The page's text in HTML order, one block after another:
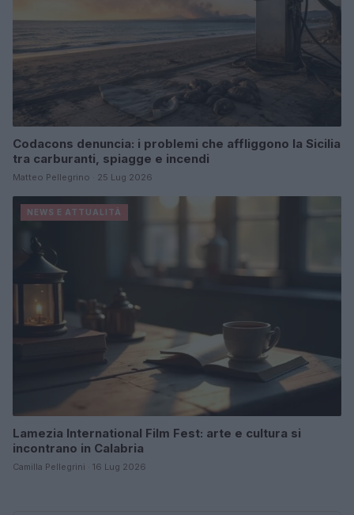
Codacons denuncia: i problemi che affliggono la Sicilia
tra carburanti, spiagge e incendi
Matteo Pellegrino · 25 Lug 2026
NEWS E ATTUALITÀ
Lamezia International Film Fest: arte e cultura si
incontrano in Calabria
Camilla Pellegrini · 16 Lug 2026